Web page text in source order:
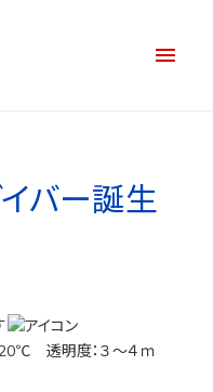
バー誕生
透明度：３～４ｍ